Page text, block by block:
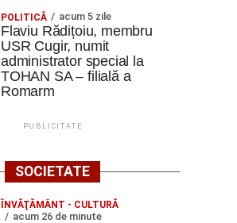
POLITICĂ acum 5 zile
Flaviu Rădițoiu, membru
USR Cugir, numit
administrator special la
TOHAN SA – filială a
Romarm
PUBLICITATE
SOCIETATE
ÎNVĂŢĂMÂNT - CULTURĂ
acum 26 de minute